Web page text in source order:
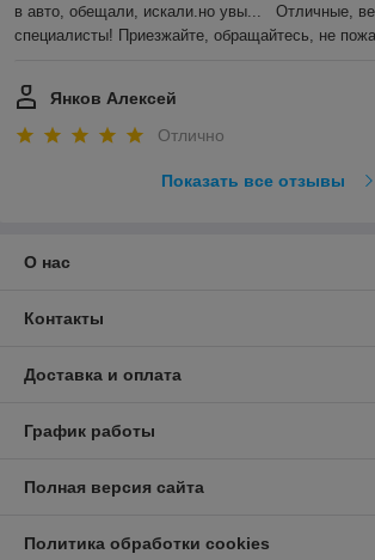
в авто, обещали, искали.но увы...   Отличные,
специалисты! Приезжайте, обращайтесь, не
Янков Алексей
Отлично
Показать все отзывы
О нас
Контакты
Доставка и оплата
График работы
Полная версия сайта
Политика обработки cookies